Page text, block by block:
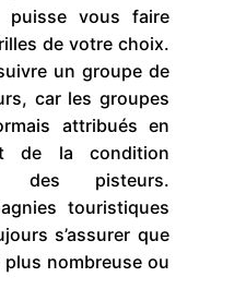
puisse vous faire
de votre choix.
un groupe de
car les groupes
attribués en
de la condition
des pisteurs.
touristiques
s’assurer que
nombreuse ou